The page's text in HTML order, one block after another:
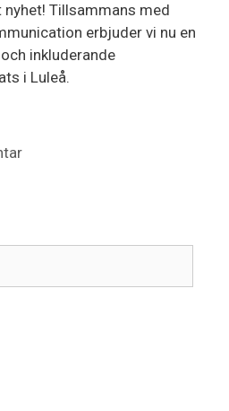
Tillsammans med
erbjuder vi nu en
inkluderande
i Luleå.